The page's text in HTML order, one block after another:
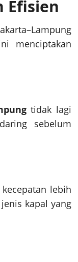
Efisien
menciptakan
tidak lagi
sebelum
lebih
kapal yang